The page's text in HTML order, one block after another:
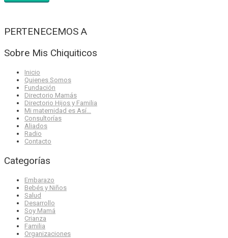
PERTENECEMOS A
Sobre Mis Chiquiticos
Inicio
Quienes Somos
Fundación
Directorio Mamás
Directorio Hijos y Familia
Mi maternidad es Así…
Consultorías
Aliados
Radio
Contacto
Categorías
Embarazo
Bebés y Niños
Salud
Desarrollo
Soy Mamá
Crianza
Familia
Organizaciones